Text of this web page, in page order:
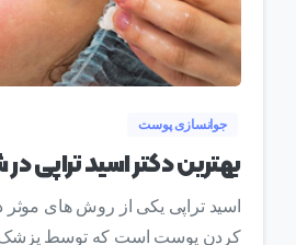
جوانسازی پوست
بهترین دکتر اسید تراپی در
اسید تراپی یکی از روش های موثر
کردن پوست است که توسط پزشک